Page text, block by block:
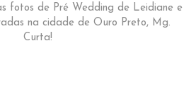
fotos de Pré Wedding de Leidiane e
na cidade de Ouro Preto, Mg.
Curta!